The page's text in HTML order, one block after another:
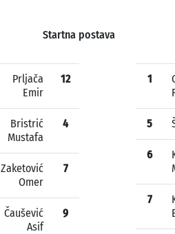
Startna postava
Prljača
Emir
12
Bristrić
Mustafa
4
Zaketović
Omer
7
Čaušević
Asif
9
1
5
6
7